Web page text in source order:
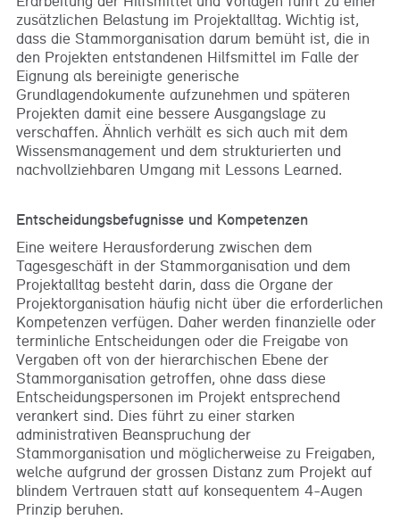
zusätzlichen Belastung im Projektalltag. Wichtig ist,
dass die Stammorganisation darum bemüht ist, die in
den Projekten entstandenen Hilfsmittel im Falle der
Eignung als bereinigte generische
Grundlagendokumente aufzunehmen und späteren
Projekten damit eine bessere Ausgangslage zu
verschaffen. Ähnlich verhält es sich auch mit dem
Wissensmanagement und dem strukturierten und
nachvollziehbaren Umgang mit Lessons Learned.
Entscheidungsbefugnisse und Kompetenzen
Eine weitere Herausforderung zwischen dem
Tagesgeschäft in der Stammorganisation und dem
Projektalltag besteht darin, dass die Organe der
Projektorganisation häufig nicht über die erforderlichen
Kompetenzen verfügen. Daher werden finanzielle oder
terminliche Entscheidungen oder die Freigabe von
Vergaben oft von der hierarchischen Ebene der
Stammorganisation getroffen, ohne dass diese
Entscheidungspersonen im Projekt entsprechend
verankert sind. Dies führt zu einer starken
administrativen Beanspruchung der
Stammorganisation und möglicherweise zu Freigaben,
welche aufgrund der grossen Distanz zum Projekt auf
blindem Vertrauen statt auf konsequentem 4-Augen
Prinzip beruhen.